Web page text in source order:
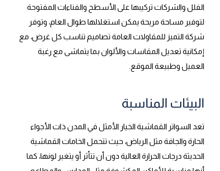
الفلل والشركات تركيبها على الأسطح والفناءات المفتوحة
لتوفير مساحة مريحة يمكن استغلالها طوال العام، وتوفر
شركة التميز للمقاولات العامة تصاميم تناسب كل غرض، مع
إمكانية تعديل المقاسات والألوان بما يتماشى مع رغبة
العميل وطبيعة الموقع.
البيئات المناسبة
تعد السواتر القماشية الخيار الأمثل في المدن ذات الأجواء
الحارة والجافة مثل الرياض، حيث تتحمل الخامات القماشية
الحديثة درجات الحرارة العالية دون أن تتأثر أو يتغير لونها، كما